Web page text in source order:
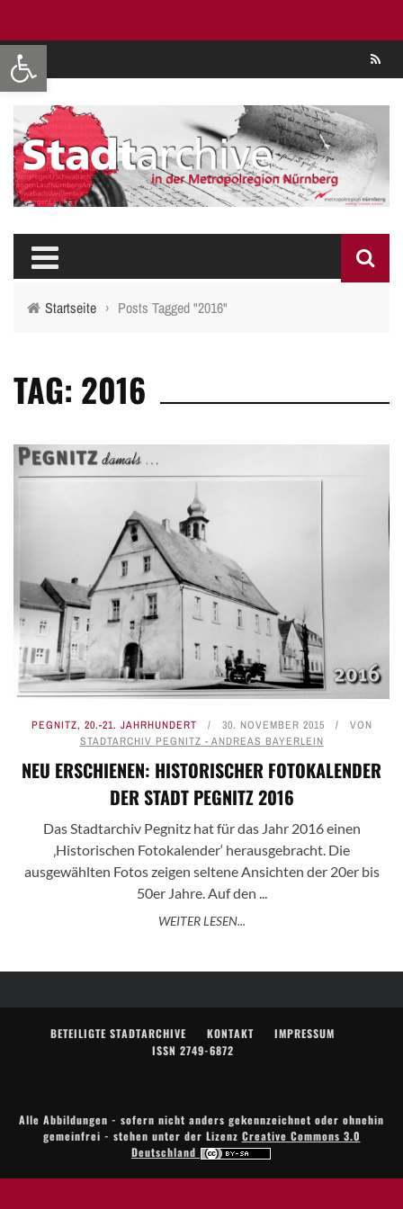
Werkzeugleiste öffnen
Startseite › Posts Tagged "2016"
TAG: 2016
PEGNITZ, 20.-21. JAHRHUNDERT 30. NOVEMBER 2015
VON
STADTARCHIV PEGNITZ - ANDREAS BAYERLEIN
NEU ERSCHIENEN: HISTORISCHER FOTOKALENDER
DER STADT PEGNITZ 2016
Das Stadtarchiv Pegnitz hat für das Jahr 2016 einen
‚Historischen Fotokalender‘ herausgebracht. Die
ausgewählten Fotos zeigen seltene Ansichten der 20er bis
50er Jahre. Auf den ...
WEITER LESEN...
BETEILIGTE STADTARCHIVE KONTAKT
IMPRESSUM
ISSN 2749-6872
Alle Abbildungen - sofern nicht anders gekennzeichnet oder ohnehin
gemeinfrei - stehen unter der Lizenz Creative Commons 3.0
Deutschland